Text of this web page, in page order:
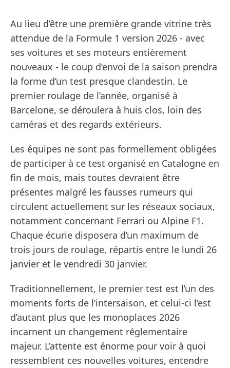
Au lieu d’être une première grande vitrine très
attendue de la Formule 1 version 2026 - avec
ses voitures et ses moteurs entièrement
nouveaux - le coup d’envoi de la saison prendra
la forme d’un test presque clandestin. Le
premier roulage de l’année, organisé à
Barcelone, se déroulera à huis clos, loin des
caméras et des regards extérieurs.
Les équipes ne sont pas formellement obligées
de participer à ce test organisé en Catalogne en
fin de mois, mais toutes devraient être
présentes malgré les fausses rumeurs qui
circulent actuellement sur les réseaux sociaux,
notamment concernant Ferrari ou Alpine F1.
Chaque écurie disposera d’un maximum de
trois jours de roulage, répartis entre le lundi 26
janvier et le vendredi 30 janvier.
Traditionnellement, le premier test est l’un des
moments forts de l’intersaison, et celui-ci l’est
d’autant plus que les monoplaces 2026
incarnent un changement réglementaire
majeur. L’attente est énorme pour voir à quoi
ressemblent ces nouvelles voitures, entendre